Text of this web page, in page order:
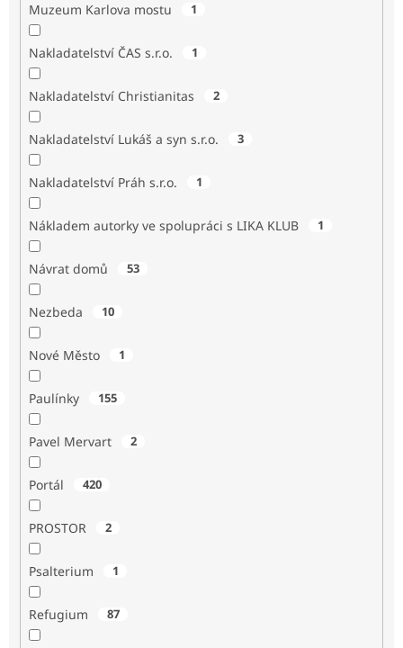
Muzeum Karlova mostu 1
Nakladatelství ČAS s.r.o. 1
Nakladatelství Christianitas 2
Nakladatelství Lukáš a syn s.r.o. 3
Nakladatelství Práh s.r.o. 1
Nákladem autorky ve spolupráci s LIKA KLUB 1
Návrat domů 53
Nezbeda 10
Nové Město 1
Paulínky 155
Pavel Mervart 2
Portál 420
PROSTOR 2
Psalterium 1
Refugium 87